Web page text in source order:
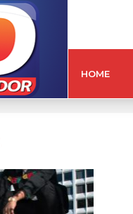
HOME